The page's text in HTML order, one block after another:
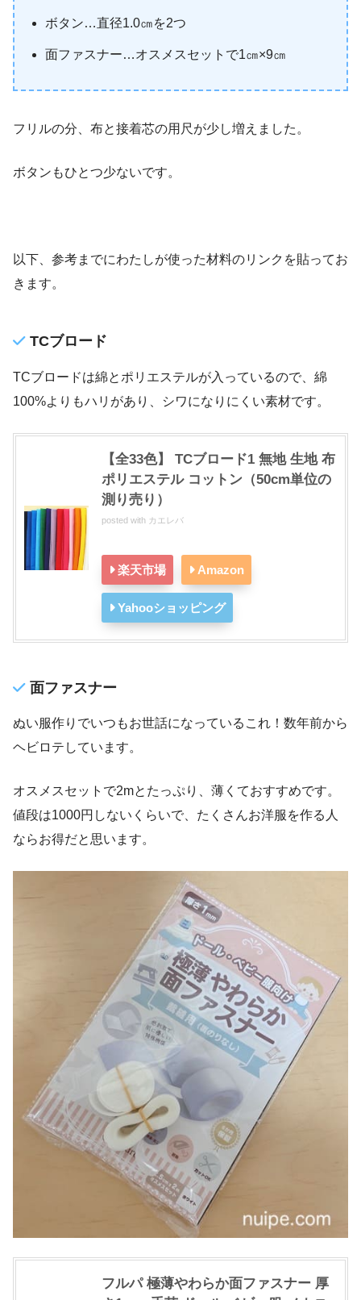
ボタン…直径1.0㎝を2つ
面ファスナー…オスメスセットで1㎝×9㎝
フリルの分、布と接着芯の用尺が少し増えました。
ボタンもひとつ少ないです。
以下、参考までにわたしが使った材料のリンクを貼ってお
きます。
TCブロード
TCブロードは綿とポリエステルが入っているので、綿
100%よりもハリがあり、シワになりにくい素材です。
【全33色】 TCブロード1 無地 生地 布
ポリエステル コットン（50cm単位の
測り売り）
posted with カエレバ
楽天市場 Amazon
Yahooショッピング
面ファスナー
ぬい服作りでいつもお世話になっているこれ！数年前から
ヘビロテしています。
オスメスセットで2mとたっぷり、薄くておすすめです。
値段は1000円しないくらいで、たくさんお洋服を作る人
ならお得だと思います。
フルパ 極薄やわらか面ファスナー 厚